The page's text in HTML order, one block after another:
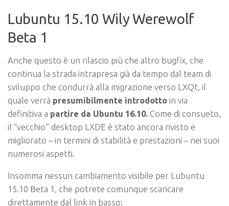
Lubuntu 15.10 Wily Werewolf
Beta 1
Anche questo è un rilascio più che altro bugfix, che
continua la strada intrapresa già da tempo dal team di
sviluppo che condurrà alla migrazione verso LXQt, il
quale verrà presumibilmente introdotto in via
definitiva a partire da Ubuntu 16.10. Come di consueto,
il “vecchio” desktop LXDE è stato ancora rivisto e
migliorato – in termini di stabilità e prestazioni – nei suoi
numerosi aspetti.
Insomma nessun cambiamento visibile per Lubuntu
15.10 Beta 1, che potrete comunque scaricare
direttamente dal link in basso: